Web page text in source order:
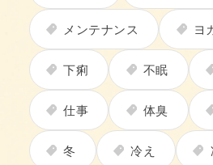
メンテナンス ヨ
下痢 不眠
仕事 体臭
冬 冷え